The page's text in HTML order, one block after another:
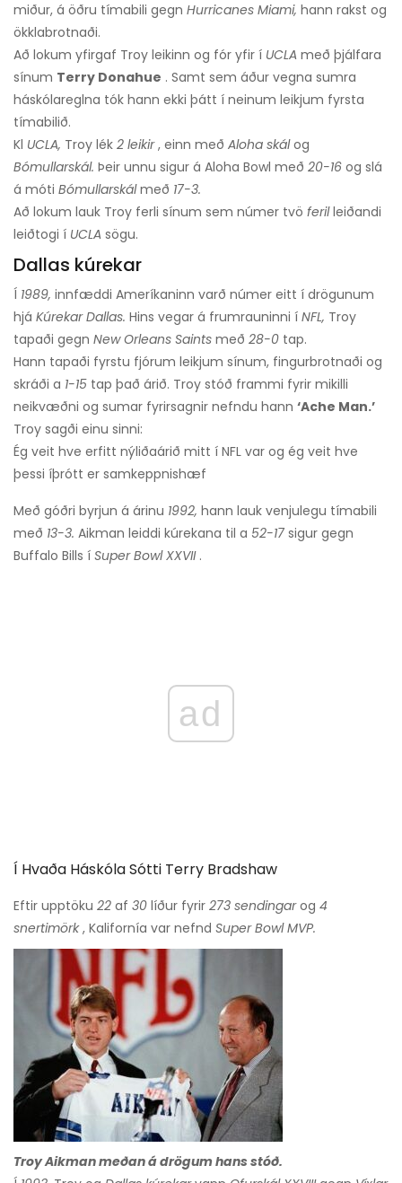
miður, á öðru tímabili gegn Hurricanes Miami, hann rakst og
ökklabrotnaði.
Að lokum yfirgaf Troy leikinn og fór yfir í UCLA með þjálfara
sínum Terry Donahue . Samt sem áður vegna sumra
háskólareglna tók hann ekki þátt í neinum leikjum fyrsta
tímabilið.
Kl UCLA, Troy lék 2 leikir, einn með Aloha skálog
Bómullarskál. Þeir unnu sigur á Aloha Bowl með 20-16 og slá
á móti Bómullarskálmeð 17-3.
Að lokum lauk Troy ferli sínum sem númer tvö ferilleiðandi
leiðtogi í UCLA sögu.
Dallas kúrekar
Í 1989, innfæddi Ameríkaninn varð númer eitt í drögunum
hjá Kúrekar Dallas. Hins vegar á frumrauninni í NFL, Troy
tapaði gegn New Orleans Saints með 28-0 tap.
Hann tapaði fyrstu fjórum leikjum sínum, fingurbrotnaði og
skráði a 1-15 tap það árið. Troy stóð frammi fyrir mikilli
neikvæðni og sumar fyrirsagnir nefndu hann ‘Ache Man.’
Troy sagði einu sinni:
Ég veit hve erfitt nýliðaárið mitt í NFL var og ég veit hve
þessi íþrótt er samkeppnishæf
Með góðri byrjun á árinu 1992, hann lauk venjulegu tímabili
með 13-3. Aikman leiddi kúrekana til a 52-17 sigur gegn
Buffalo Bills í Super Bowl XXVII.
ad
Í Hvaða Háskóla Sótti Terry Bradshaw
Eftir upptöku 22 af 30 líður fyrir 273 sendingarog 4
snertimörk, Kalifornía var nefnd Super Bowl MVP.
Troy Aikman meðan á drögum hans stóð.